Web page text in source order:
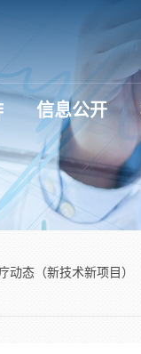
信息公开
动态（新技术新项目）